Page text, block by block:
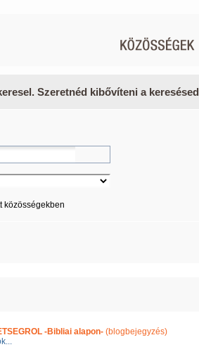
Szeretnéd kibővíteni a keresésed
közösségekben
-Bibliai alapon-(blogbejegyzés)